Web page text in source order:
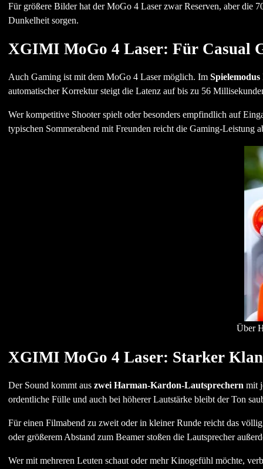
Für größere Bilder hat der MoGo 4 Laser zwar Reserven, aber die
Dunkelheit sorgen.
XGIMI MoGo 4 Laser: Für Casual
Auch Gaming ist mit dem MoGo 4 Laser möglich. Im Spielemodus
automatischer Korrektur steigt die Latenz auf bis zu 56
Wer kompetitive Shooter spielt oder besonders empfindlich auf
typischen Sommerabend mit Freunden reicht die Gaming-
Über
XGIMI MoGo 4 Laser: Starker
Der Sound kommt aus zwei Harman-Kardon-Lautsprechern mit
ordentliche Fülle und auch bei höherer Lautstärke bleibt der Ton
Für einen Filmabend zu zweit oder in kleiner Runde reicht das
oder größerem Abstand zum Beamer stoßen die Lautsprecher
Wer mit mehreren Leuten schaut oder mehr Kinogefühl möchte,